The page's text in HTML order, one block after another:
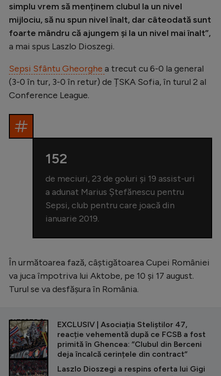
simplu vrem să menținem clubul la un nivel
mijlociu, să nu spun nivel înalt, dar câteodată sunt
foarte mândru că ajungem și la un nivel mai înalt”,
a mai spus Laszlo Dioszegi.
Sepsi Sfântu Gheorghe a trecut cu 6-0 la general
(3-0 în tur, 3-0 în retur) de ȚSKA Sofia, în turul 2 al
Conference League.
152
de meciuri, 23 de goluri și 19 assist-uri
a adunat Marius Ștefănescu pentru
Sepsi, club pentru care joacă din
ianuarie 2019.
În următoarea fază, câștigătoarea Cupei României
va juca împotriva lui Aktobe, pe 10 și 17 august.
Turul se va desfășura în România.
CITEȘTE ȘI
EXCLUSIV | Asociația Steliștilor 47,
reacție vehementă după ce FCSB a fost
primită în Ghencea: ”Clubul din Berceni
deja încalcă cerințele din contract”
Laszlo Dioszegi a respins oferta lui Gigi